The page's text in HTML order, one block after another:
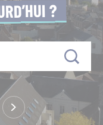
Je participe
?